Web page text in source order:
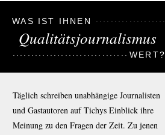
WAS IST IHNEN
Qualitätsjournalismus
WERT?
Täglich schreiben unabhängige Journalisten
und Gastautoren auf Tichys Einblick ihre
Meinung zu den Fragen der Zeit. Zu jenen